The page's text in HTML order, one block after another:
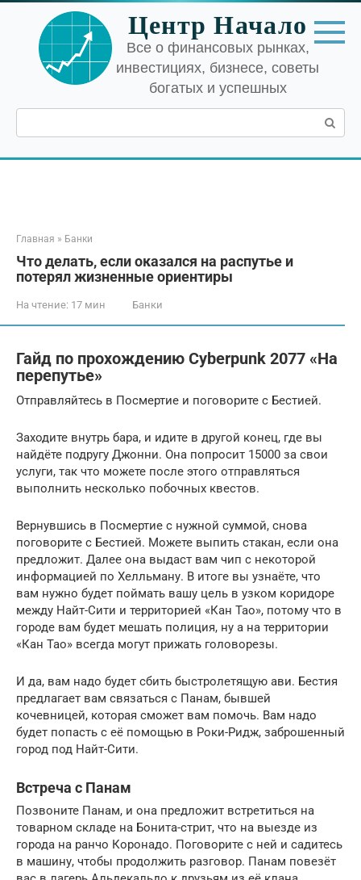
Перейти
контенту
Центр Начало
Все о финансовых рынках,
инвестициях, бизнесе, советы
богатых и успешных
Поиск:
Главная » Банки
Что делать, если оказался на распутье и
потерял жизненные ориентиры
На чтение: 17 мин Банки
Гайд по прохождению Cyberpunk 2077 «На
перепутье»
Отправляйтесь в Посмертие и поговорите с Бестией.
Заходите внутрь бара, и идите в другой конец, где вы
найдёте подругу Джонни. Она попросит 15000 за свои
услуги, так что можете после этого отправляться
выполнить несколько побочных квестов.
Вернувшись в Посмертие с нужной суммой, снова
поговорите с Бестией. Можете выпить стакан, если она
предложит. Далее она выдаст вам чип с некоторой
информацией по Хелльману. В итоге вы узнаёте, что
вам нужно будет поймать вашу цель в узком коридоре
между Найт-Сити и территорией «Кан Тао», потому что в
городе вам будет мешать полиция, ну а на территории
«Кан Тао» всегда могут прижать головорезы.
И да, вам надо будет сбить быстролетящую ави. Бестия
предлагает вам связаться с Панам, бывшей
кочевницей, которая сможет вам помочь. Вам надо
будет попасть с её помощью в Роки-Ридж, заброшенный
город под Найт-Сити.
Встреча с Панам
Позвоните Панам, и она предложит встретиться на
товарном складе на Бонита-стрит, что на выезде из
города на ранчо Коронадо. Поговорите с ней и садитесь
в машину, чтобы продолжить разговор. Панам повезёт